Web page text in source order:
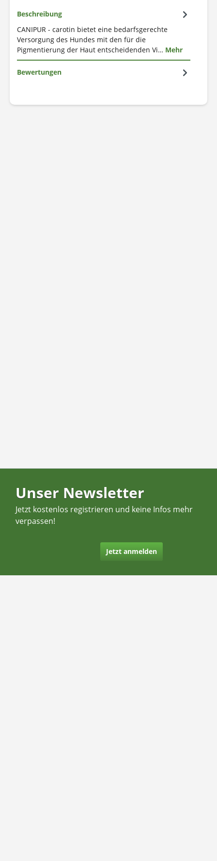
Beschreibung
CANIPUR - carotin bietet eine bedarfsgerechte
Versorgung des Hundes mit den für die
Pigmentierung der Haut entscheidenden Vi… Mehr
Bewertungen
Unser Newsletter
Jetzt kostenlos registrieren und keine Infos mehr
verpassen!
Jetzt anmelden